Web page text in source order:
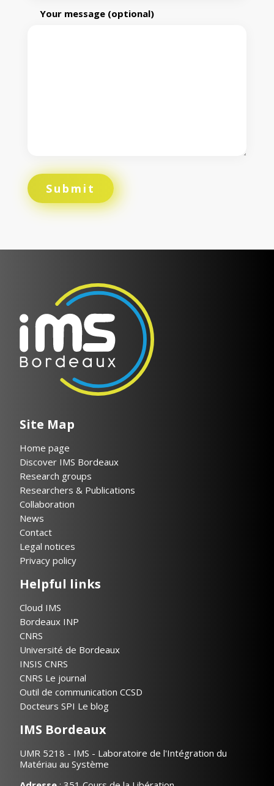
Your message (optional)
Site Map
Home page
Discover IMS Bordeaux
Research groups
Researchers & Publications
Collaboration
News
Contact
Legal notices
Privacy policy
Helpful links
Cloud IMS
Bordeaux INP
CNRS
Université de Bordeaux
INSIS CNRS
CNRS Le journal
Outil de communication CCSD
Docteurs SPI Le blog
IMS Bordeaux
UMR 5218 - IMS - Laboratoire de l'Intégration du
Matériau au Système